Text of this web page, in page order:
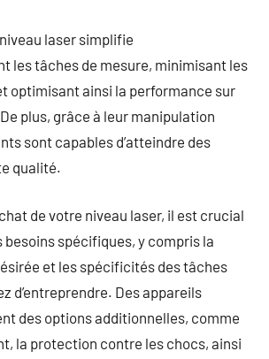
laser simplifie
les tâches de mesure, minimisant les
optimisant ainsi la performance sur
plus, grâce à leur manipulation
sont capables d’atteindre des
qualité.
de votre niveau laser, il est crucial
besoins spécifiques, y compris la
et les spécificités des tâches
d’entreprendre. Des appareils
des options additionnelles, comme
la protection contre les chocs, ainsi